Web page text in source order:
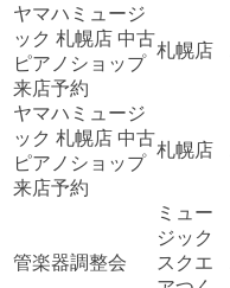
ヤマハミュージ
ック 札幌店 中古
ピアノショップ
来店予約
札幌店
ヤマハミュージ
ック 札幌店 中古
ピアノショップ
来店予約
札幌店
管楽器調整会
ミュー
ジック
スクエ